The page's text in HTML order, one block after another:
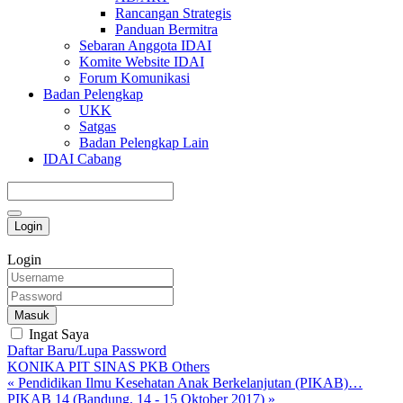
Rancangan Strategis
Panduan Bermitra
Sebaran Anggota IDAI
Komite Website IDAI
Forum Komunikasi
Badan Pelengkap
UKK
Satgas
Badan Pelengkap Lain
IDAI Cabang
Login
Login
Masuk
Ingat Saya
Daftar Baru/Lupa Password
KONIKA PIT SINAS PKB Others
« Pendidikan Ilmu Kesehatan Anak Berkelanjutan (PIKAB)…
PIKAB 14 (Bandung, 14 - 15 Oktober 2017) »